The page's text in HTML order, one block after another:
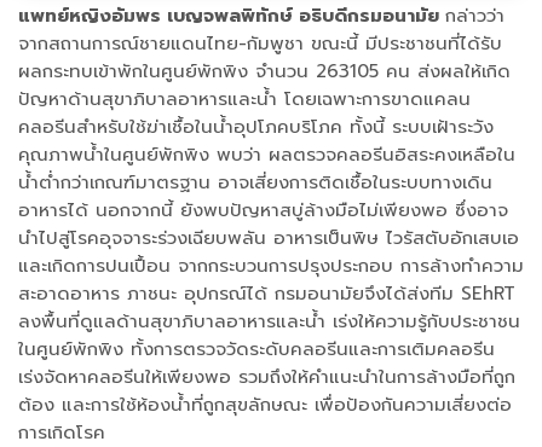
แพทย์หญิงอัมพร เบญจพลพิทักษ์ อธิบดีกรมอนามัย กล่าวว่า
จากสถานการณ์ชายแดนไทย-กัมพูชา ขณะนี้ มีประชาชนที่ได้รับ
ผลกระทบเข้าพักในศูนย์พักพิง จำนวน 263105 คน ส่งผลให้เกิด
ปัญหาด้านสุขาภิบาลอาหารและน้ำ โดยเฉพาะการขาดแคลน
คลอรีนสำหรับใช้ฆ่าเชื้อในน้ำอุปโภคบริโภค ทั้งนี้ ระบบเฝ้าระวัง
คุณภาพน้ำในศูนย์พักพิง พบว่า ผลตรวจคลอรีนอิสระคงเหลือใน
น้ำต่ำกว่าเกณฑ์มาตรฐาน อาจเสี่ยงการติดเชื้อในระบบทางเดิน
อาหารได้ นอกจากนี้ ยังพบปัญหาสบู่ล้างมือไม่เพียงพอ ซึ่งอาจ
นำไปสู่โรคอุจจาระร่วงเฉียบพลัน อาหารเป็นพิษ ไวรัสตับอักเสบเอ
และเกิดการปนเปื้อน จากกระบวนการปรุงประกอบ การล้างทำความ
สะอาดอาหาร ภาชนะ อุปกรณ์ได้ กรมอนามัยจึงได้ส่งทีม SEhRT
ลงพื้นที่ดูแลด้านสุขาภิบาลอาหารและน้ำ เร่งให้ความรู้กับประชาชน
ในศูนย์พักพิง ทั้งการตรวจวัดระดับคลอรีนและการเติมคลอรีน
เร่งจัดหาคลอรีนให้เพียงพอ รวมถึงให้คำแนะนำในการล้างมือที่ถูก
ต้อง และการใช้ห้องน้ำที่ถูกสุขลักษณะ เพื่อป้องกันความเสี่ยงต่อ
การเกิดโรค